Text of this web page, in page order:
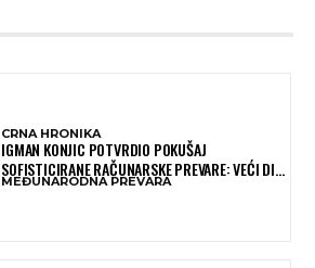
CRNA HRONIKA
IGMAN KONJIC POTVRDIO POKUŠAJ
SOFISTICIRANE RAČUNARSKE PREVARE: VEĆI DIO
NOVCA BLOKIRAN, OČEKUJE SE POVRAT
MEĐUNARODNA PREVARA